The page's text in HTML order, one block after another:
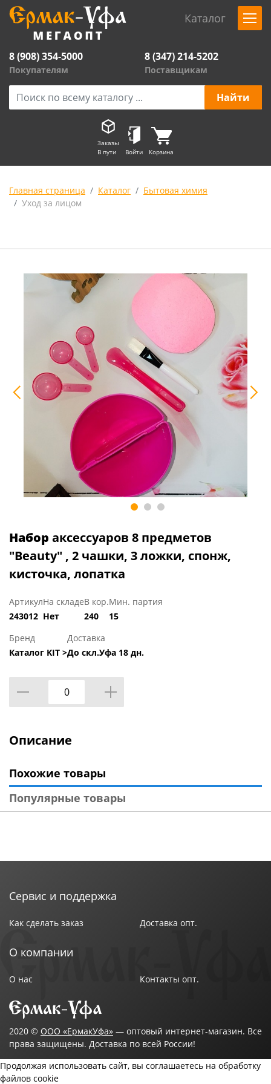
Каталог
8 (908) 354-5000
Покупателям
8 (347) 214-5202
Поставщикам
Заказы
В пути
Войти Корзина
Главная страница Каталог
Бытовая химия
Уход за лицом
Набор аксессуаров 8 предметов
"Beauty" , 2 чашки, 3 ложки, спонж,
кисточка, лопатка
Артикул
243012
На складе
Нет
В кор.
240
Мин. партия
15
Бренд
Каталог KIT >
Доставка
До скл.Уфа 18 дн.
Описание
Похожие товары
Популярные товары
Сервис и поддержка
Как сделать заказ Доставка опт.
О компании
О нас Контакты опт.
2020 © ООО «ЕрмакУфа» — оптовый интернет-магазин. Все
права защищены. Доставка по всей России!
Продолжая использовать сайт, вы соглашаетесь на обработку
файлов cookie